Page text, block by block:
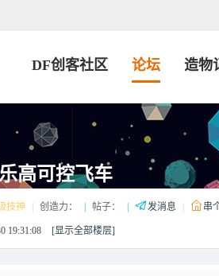
DF创客社区 论坛 造物
高可控飞车
技神 创造力： 帖子： 发消息 串
19:31:08 [显示全部楼层]